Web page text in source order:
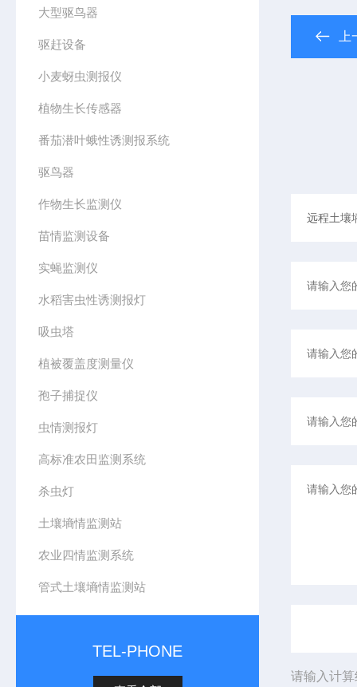
大型驱鸟器
驱赶设备
小麦蚜虫测报仪
植物生长传感器
番茄潜叶蛾性诱测报系统
驱鸟器
作物生长监测仪
苗情监测设备
实蝇监测仪
水稻害虫性诱测报灯
吸虫塔
植被覆盖度测量仪
孢子捕捉仪
虫情测报灯
高标准农田监测系统
杀虫灯
土壤墒情监测站
农业四情监测系统
管式土壤墒情监测站
TEL-PHONE
请输入计